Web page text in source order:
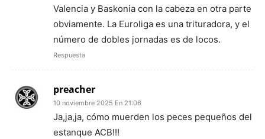
Valencia y Baskonia con la cabeza en otra parte
obviamente. La Euroliga es una trituradora, y el
número de dobles jornadas es de locos.
Respuesta
preacher
10 noviembre 2025 En 21:06
Ja,ja,ja, cómo muerden los peces pequeños del
estanque ACB!!!